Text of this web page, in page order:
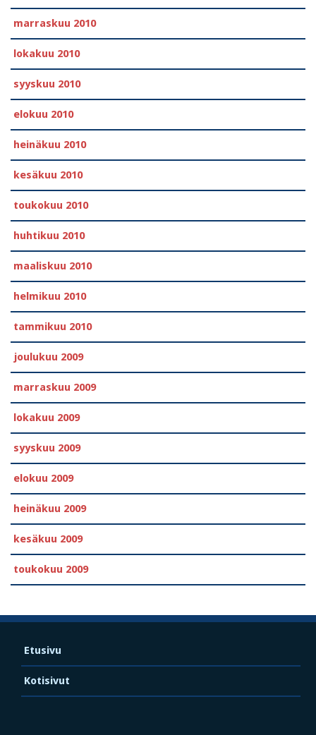
marraskuu 2010
lokakuu 2010
syyskuu 2010
elokuu 2010
heinäkuu 2010
kesäkuu 2010
toukokuu 2010
huhtikuu 2010
maaliskuu 2010
helmikuu 2010
tammikuu 2010
joulukuu 2009
marraskuu 2009
lokakuu 2009
syyskuu 2009
elokuu 2009
heinäkuu 2009
kesäkuu 2009
toukokuu 2009
Etusivu
Kotisivut